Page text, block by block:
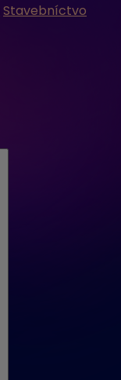
Stavebníctvo